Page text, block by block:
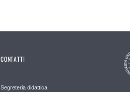
CONTATTI
Segreteria didattica